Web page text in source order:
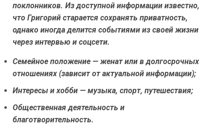
поклонников. Из доступной информации известно,
что Григорий старается сохранять приватность,
однако иногда делится событиями из своей жизни
через интервью и соцсети.
Семейное положение — женат или в долгосрочных
отношениях (зависит от актуальной информации);
Интересы и хобби — музыка, спорт, путешествия;
Общественная деятельность и
благотворительность.